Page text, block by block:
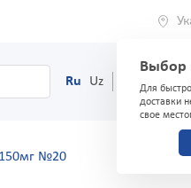
Выбор
Для
доставки
свое
Ru Uz (71) 200-03-
№20